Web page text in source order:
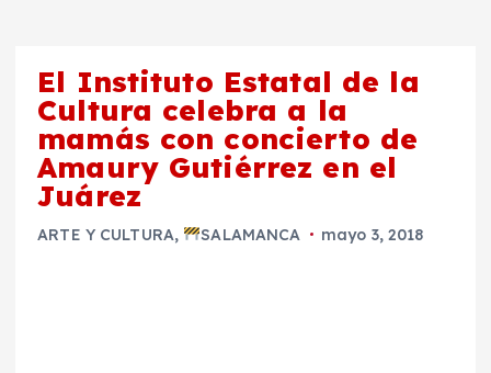
El Instituto Estatal de la
Cultura celebra a la
mamás con concierto de
Amaury Gutiérrez en el
Juárez
ARTE Y CULTURA, SALAMANCA mayo 3, 2018